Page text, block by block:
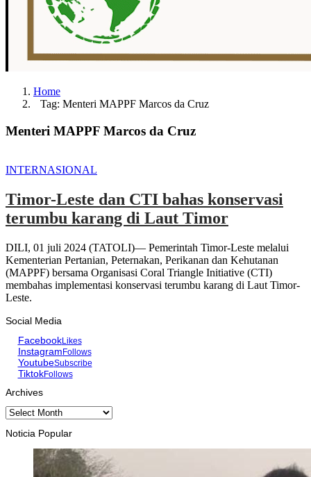
Home
Tag: Menteri MAPPF Marcos da Cruz
Menteri MAPPF Marcos da Cruz
INTERNASIONAL
Timor-Leste dan CTI bahas konservasi
terumbu karang di Laut Timor
DILI, 01 juli 2024 (TATOLI)— Pemerintah Timor-Leste melalui
Kementerian Pertanian, Peternakan, Perikanan dan Kehutanan
(MAPPF) bersama Organisasi Coral Triangle Initiative (CTI)
membahas implementasi konservasi terumbu karang di Laut Timor-
Leste.
Social Media
FacebookLikes
InstagramFollows
YoutubeSubscribe
TiktokFollows
Archives
Archives
Noticia Popular